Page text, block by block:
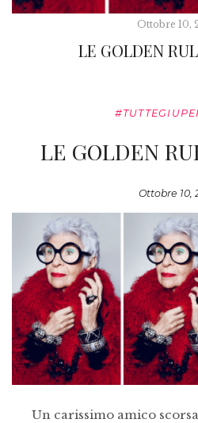
Ottobre 10,
LE GOLDEN
LE GOLDEN
Ottobre 10,
Un carissimo amico